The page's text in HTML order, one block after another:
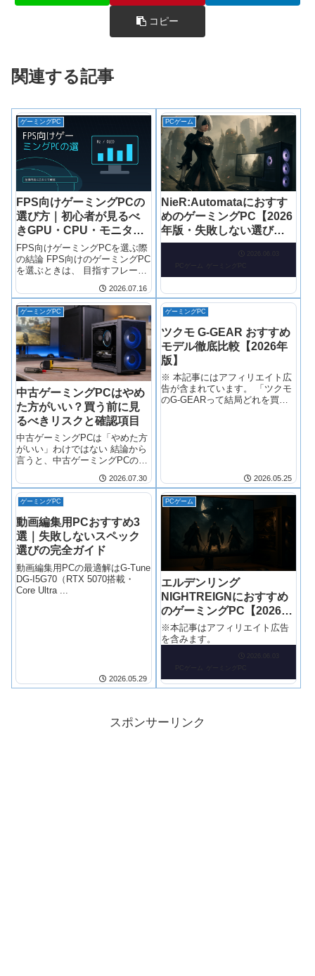
コピー
関連する記事
ゲーミングPC
FPS向けゲーミングPCの
選び方｜初心者が見るべ
きGPU・CPU・モニター
条件
FPS向けゲーミングPCを選ぶ際
の結論 FPS向けのゲーミングPC
を選ぶときは、 目指すフレーム
せてGPUとCPUを決めることが
最優先 です。モニターは後から
変更できますが、PC本体は買い
替えが難しいた
2026.07.16
PCゲーム
NieR:Automataにおすす
めのゲーミングPC【2026
年版・失敗しない選び
方】
ゲーミングPC
中古ゲーミングPCはやめ
た方がいい？買う前に見
るべきリスクと確認項目
中古ゲーミングPCは「やめた方
がいい」わけではない 結論から
言うと、中古ゲーミングPCの購
選択肢になります 。ただし価格
の安さだけで判断すると、保証
期間の短さ、パーツの劣化、古
い世代スペック、隠れた故障と
いった
2026.07.30
ゲーミングPC
ツクモ G-GEAR おすすめ
モデル徹底比較【2026年
版】
※ 本記事にはアフィリエイト広
告が含まれています。 「ツクモ
のG-GEARって結局どれを買え
2026.05.25
ゲーミングPC
動画編集用PCおすすめ3
選｜失敗しないスペック
選びの完全ガイド
動画編集用PCの最適解はG-Tune
DG-I5G70（RTX 5070搭載・
Core Ultra ...
2026.05.29
PCゲーム
エルデンリング
NIGHTREIGNにおすすめ
のゲーミングPC【2026年
版・失敗しない選び方】
※本記事はアフィリエイト広告
を含みます。
スポンサーリンク